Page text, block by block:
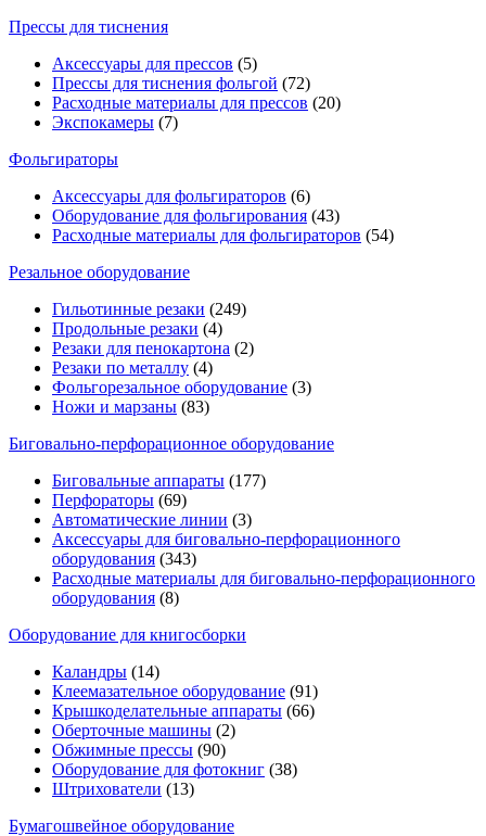
Прессы для тиснения
Аксессуары для прессов (5)
Прессы для тиснения фольгой (72)
Расходные материалы для прессов (20)
Экспокамеры (7)
Фольгираторы
Аксессуары для фольгираторов (6)
Оборудование для фольгирования (43)
Расходные материалы для фольгираторов (54)
Резальное оборудование
Гильотинные резаки (249)
Продольные резаки (4)
Резаки для пенокартона (2)
Резаки по металлу (4)
Фольгорезальное оборудование (3)
Ножи и марзаны (83)
Биговально-перфорационное оборудование
Биговальные аппараты (177)
Перфораторы (69)
Автоматические линии (3)
Аксессуары для биговально-перфорационного
оборудования (343)
Расходные материалы для биговально-перфорационного
оборудования (8)
Оборудование для книгосборки
Каландры (14)
Клеемазательное оборудование (91)
Крышкоделательные аппараты (66)
Оберточные машины (2)
Обжимные прессы (90)
Оборудование для фотокниг (38)
Штрихователи (13)
Бумагошвейное оборудование